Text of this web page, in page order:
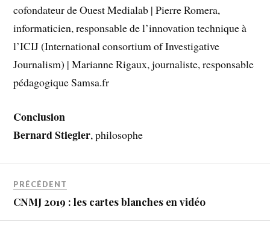
cofondateur de Ouest Medialab | Pierre Romera,
informaticien, responsable de l’innovation technique à
l’ICIJ (International consortium of Investigative
Journalism) | Marianne Rigaux, journaliste, responsable
pédagogique Samsa.fr
Conclusion
Bernard Stiegler, philosophe
PRÉCÉDENT
CNMJ 2019 : les cartes blanches en vidéo